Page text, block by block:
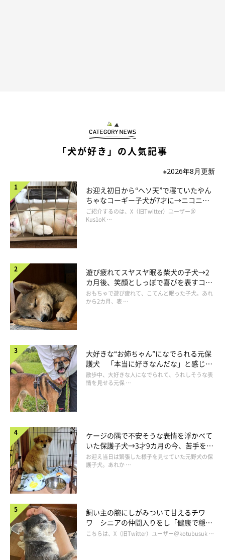
私が「そっと手を抜けば大丈夫だよ」と言うと、慎重に手をタロ
さんの下から抜いた娘。
タロさんは動じず、寝たままです。
「犬が好き」の人気記事
※2026年8月更新
お迎え初日から“ヘソ天”で寝ていたやん
ちゃなコーギー子犬が7才に→ニコニ
コ“コーギースマイル”が魅力のコに成
長！
ご紹介するのは、X（旧Twitter）ユーザー＠
Kus1oK …
遊び疲れてスヤスヤ眠る柴犬の子犬→2
カ月後、笑顔としっぽで喜びを表すコに
成長！
おもちゃで遊び疲れて、こてんと眠った子犬。あれ
から2カ月、表 …
大好きな“お姉ちゃん”になでられる元保
護犬 「本当に好きなんだな」と感じる
表情にほっこり
散歩中、大好きな人になでられて、うれしそうな表
情を見せる元保 …
ケージの隅で不安そうな表情を浮かべて
いた保護子犬→3才9カ月の今、苦手を克
服し頼もしいコに成長！
お迎え当日は緊張した様子を見せていた元野犬の保
護子犬。あれか …
飼い主の腕にしがみついて甘えるチワ
ワ シニアの仲間入りをし「健康で穏や
かな暮らしが続いてほしい」と願う
こちらは、X（旧Twitter）ユーザー＠kotubusuk …